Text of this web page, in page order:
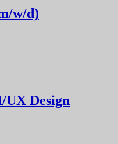
w/d)
Design